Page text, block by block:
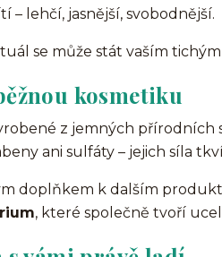
– lehčí, jasnější, svobodnější.
se může stát vaším
kosmetiku
z jemných
ani sulfáty – jejich síla
doplňkem k dalším
, které společně tvoří